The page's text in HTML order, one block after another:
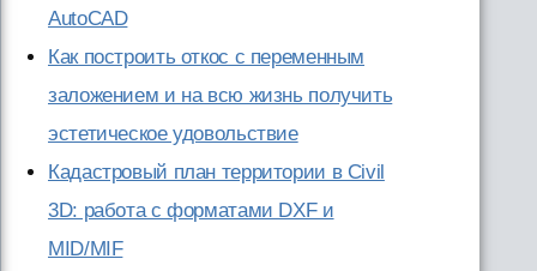
AutoCAD
Как построить откос с переменным
заложением и на всю жизнь получить
эстетическое удовольствие
Кадастровый план территории в Civil
3D: работа с форматами DXF и
MID/MIF